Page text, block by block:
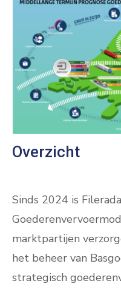
Overzicht
Sinds 2024 is
marktpartijen
het beheer van
strategisch